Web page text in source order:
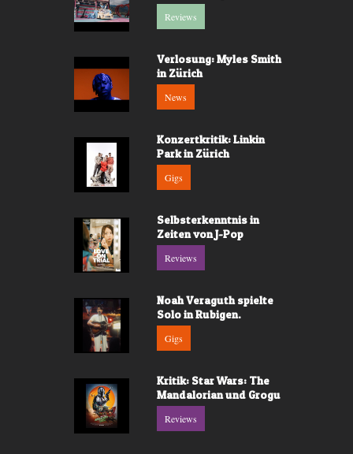
Reviews
Verlosung: Myles Smith
in Zürich
News
Konzertkritik: Linkin
Park in Zürich
Gigs
Selbsterkenntnis in
Zeiten von J-Pop
Reviews
Noah Veraguth spielte
Solo in Rubigen.
Gigs
Kritik: Star Wars: The
Mandalorian und Grogu
Reviews